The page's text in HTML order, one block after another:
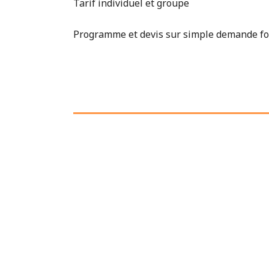
Tarif individuel et groupe
Programme et devis sur simple demande